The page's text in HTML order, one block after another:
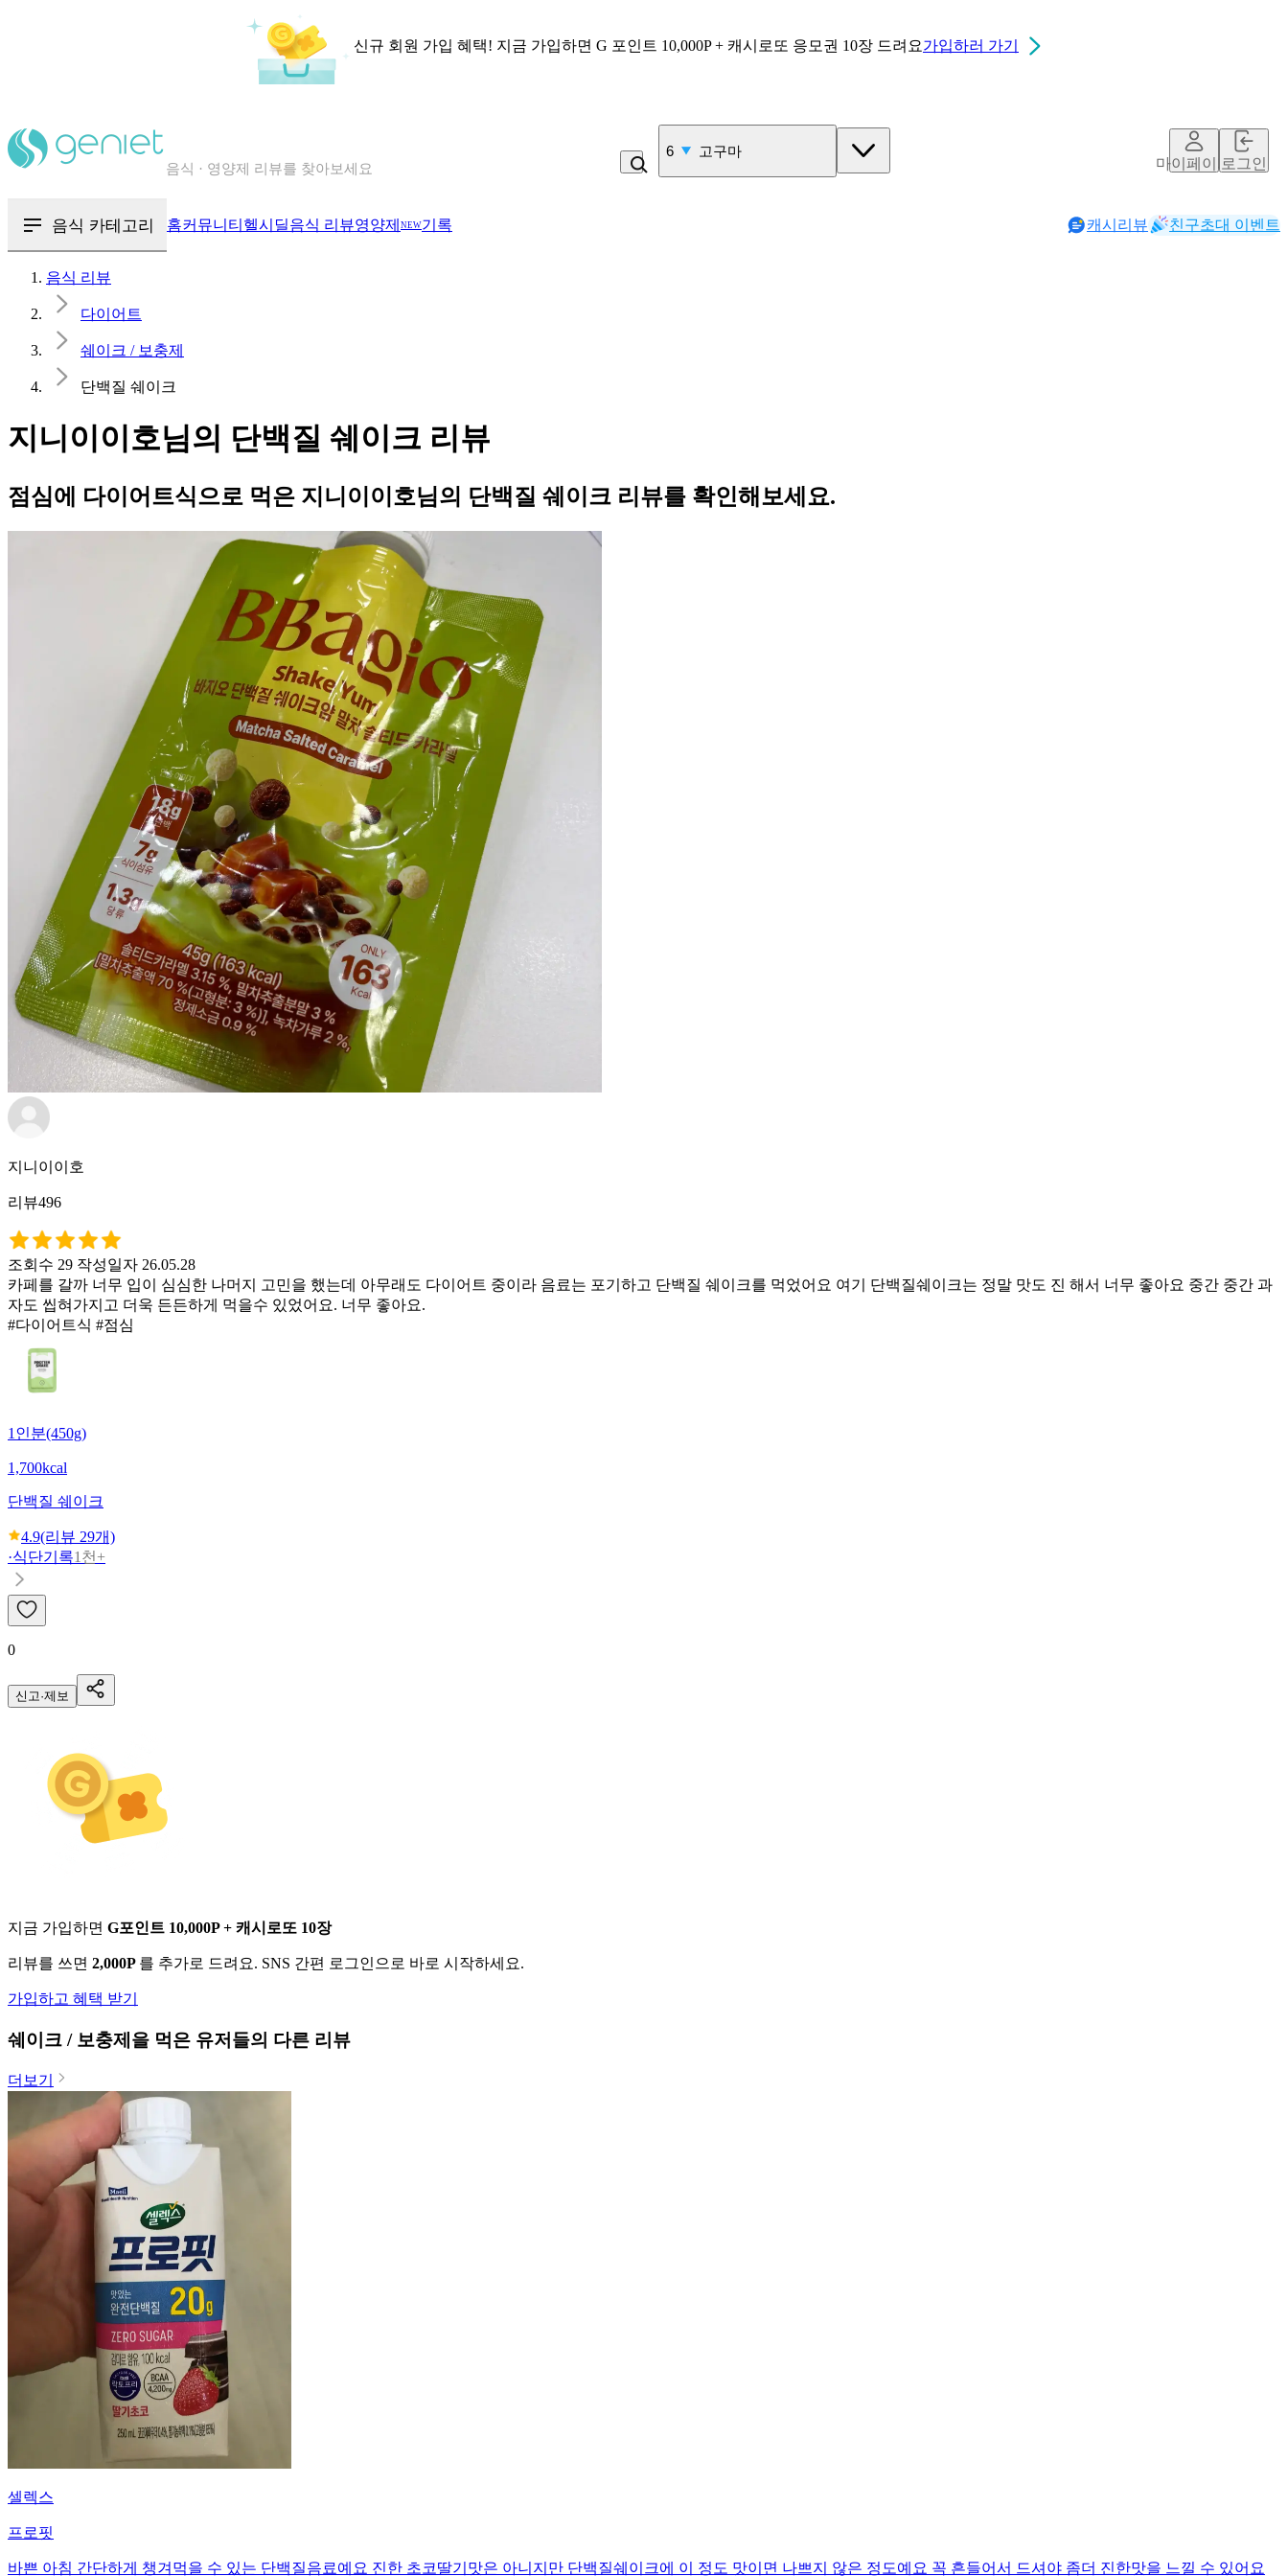
신규 회원 가입 혜택! 지금 가입하면 G 포인트 10,000P + 캐시로또 응모권 10장 드려요가입하러 가기
칼로리와 영양성분을 검색해보세요
6 고구마
마이페이지로그인
음식 카테고리 홈커뮤니티 헬시딜음식 리뷰영양제 NEW기록 캐시리뷰 친구초대 이벤트
음식 리뷰
다이어트
쉐이크 / 보충제
단백질 쉐이크
지니이이호님의 단백질 쉐이크 리뷰
점심에 다이어트식으로 먹은 지니이이호님의 단백질 쉐이크 리뷰를 확인해보세요.
지니이이호
리뷰496
조회수 29 작성일자 26.05.28
카페를 갈까 너무 입이 심심한 나머지 고민을 했는데 아무래도 다이어트 중이라 음료는 포기하고 단백질 쉐이크를 먹었어요 여기 단백질쉐이크는 정말 맛도 진 해서 너무 좋아요 중간 중간 과
자도 씹혀가지고 더욱 든든하게 먹을수 있었어요. 너무 좋아요.
#다이어트식 #점심
1인분(450g)
1,700kcal
단백질 쉐이크
4.9(리뷰 29개)
·식단기록1천+
0
신고·제보
지금 가입하면 G포인트 10,000P + 캐시로또 10장
리뷰를 쓰면 2,000P 를 추가로 드려요. SNS 간편 로그인으로 바로 시작하세요.
가입하고 혜택 받기
쉐이크 / 보충제 을 먹은 유저들의 다른 리뷰
더보기
셀렉스
프로핏
바쁜 아침 간단하게 챙겨먹을 수 있는 단백질음료예요 진한 초코딸기맛은 아니지만 단백질쉐이크에 이 정도 맛이면 나쁘지 않은 정도예요 꼭 흔들어서 드셔야 좀더 진한맛을 느낄 수 있어요